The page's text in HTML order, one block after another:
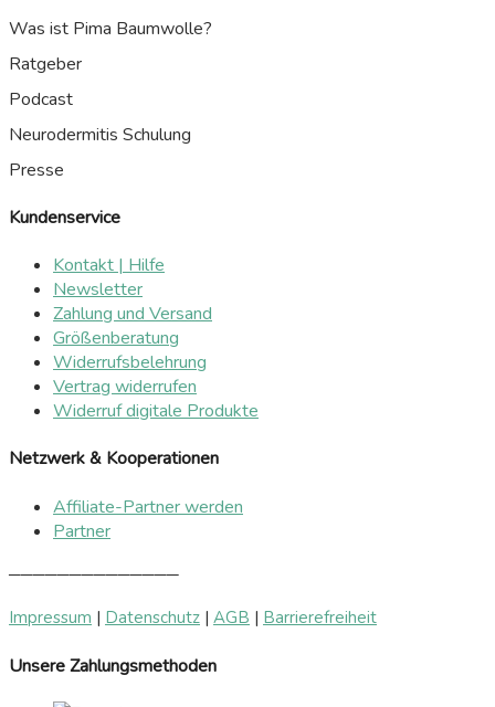
Was ist Pima Baumwolle?
Ratgeber
Podcast
Neurodermitis Schulung
Presse
Kundenservice
Kontakt | Hilfe
Newsletter
Zahlung und Versand
Größenberatung
Widerrufsbelehrung
Vertrag widerrufen
Widerruf digitale Produkte
Netzwerk & Kooperationen
Affiliate-Partner werden
Partner
──────────────
Impressum | Datenschutz | AGB | Barrierefreiheit
Unsere Zahlungsmethoden